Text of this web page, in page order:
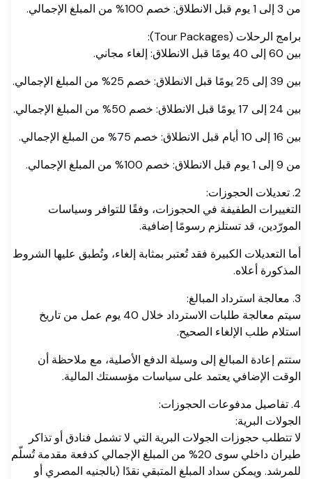
من 3 إلى 1 يوم قبل الانطلاق: خصم 100% من المبلغ الإجمالي.
برامج الرحلات (Tour Packages):
بين 60 إلى 40 يومًا قبل الانطلاق: إلغاء مجاني.
بين 39 إلى 25 يومًا قبل الانطلاق: خصم 25% من المبلغ الإجمالي.
بين 24 إلى 17 يومًا قبل الانطلاق: خصم 50% من المبلغ الإجمالي.
بين 16 إلى 10 أيام قبل الانطلاق: خصم 75% من المبلغ الإجمالي.
من 9 إلى 1 يوم قبل الانطلاق: خصم 100% من المبلغ الإجمالي.
2. تعديلات الحجوزات:
التغييرات الطفيفة في الحجوزات، وفقًا للتوافر وسياسات
المورّدين، قد تستلزم رسومًا إضافية.
أما التعديلات الكبيرة فقد تُعتبر بمثابة إلغاء، وتُطبق عليها الشروط
المذكورة أعلاه.
3. معالجة استرداد المبالغ:
سيتم معالجة طلبات الاسترداد خلال 40 يوم عمل من تاريخ
استلام طلب الإلغاء الصحيح.
ستتم إعادة المبالغ إلى وسيلة الدفع الأصلية، مع ملاحظة أن
الوقت الإضافي يعتمد على سياسات مؤسستك المالية.
4. تفاصيل مدفوعات الحجوزات:
الجولات البرية:
لا تتطلب حجوزات الجولات البرية التي لا تشمل فنادق أو تذاكر
طيران داخلي سوى 20% من المبلغ الإجمالي كدفعة مقدمة تُسلّم
للمرشد. ويمكن سداد المبلغ المتبقي نقدًا (بالجنيه المصري أو